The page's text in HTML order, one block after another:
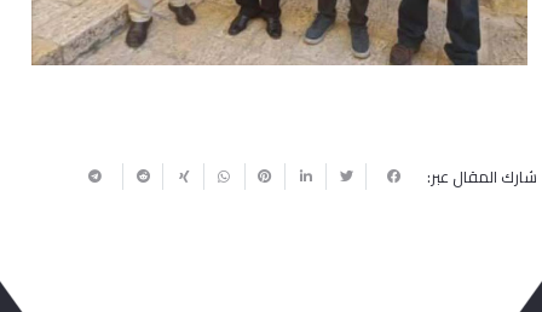
شارك المقال عبر: